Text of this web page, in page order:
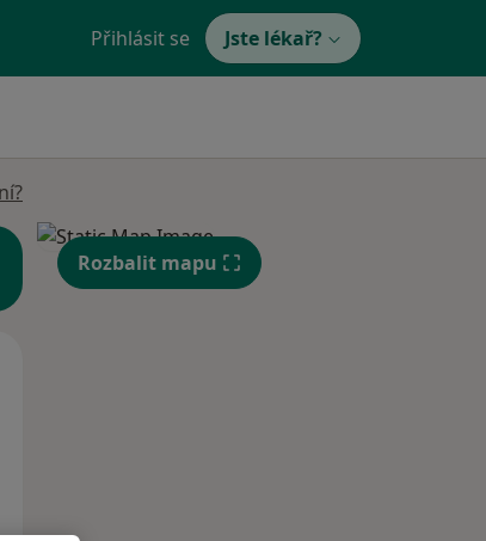
Přihlásit se Jste lékař?
Rozbalit mapu